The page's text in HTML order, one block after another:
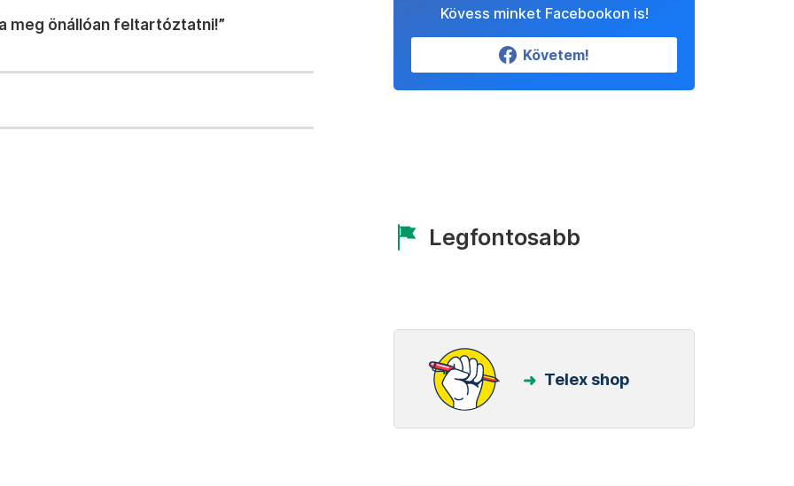
meg önállóan feltartóztatni!”
Kövess minket Facebookon is!
Követem!
Legfontosabb
Telex shop